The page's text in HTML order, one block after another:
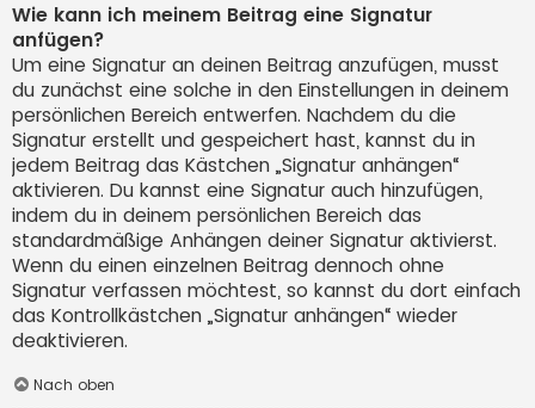
Wie kann ich meinem Beitrag eine Signatur
anfügen?
Um eine Signatur an deinen Beitrag anzufügen, musst
du zunächst eine solche in den Einstellungen in deinem
persönlichen Bereich entwerfen. Nachdem du die
Signatur erstellt und gespeichert hast, kannst du in
jedem Beitrag das Kästchen „Signatur anhängen“
aktivieren. Du kannst eine Signatur auch hinzufügen,
indem du in deinem persönlichen Bereich das
standardmäßige Anhängen deiner Signatur aktivierst.
Wenn du einen einzelnen Beitrag dennoch ohne
Signatur verfassen möchtest, so kannst du dort einfach
das Kontrollkästchen „Signatur anhängen“ wieder
deaktivieren.
Nach oben